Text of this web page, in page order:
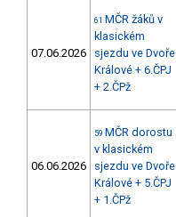
07.06.2026
61 MČR žáků v
klasickém
sjezdu ve Dvoře
Králové + 6.ČPJ
+ 2.ČPž
06.06.2026
59 MČR dorostu
v klasickém
sjezdu ve Dvoře
Králové + 5.ČPJ
+ 1.ČPž